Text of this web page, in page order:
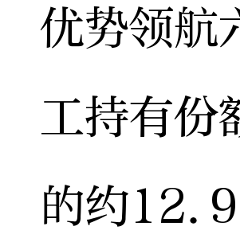
优势领航
工持有
的约